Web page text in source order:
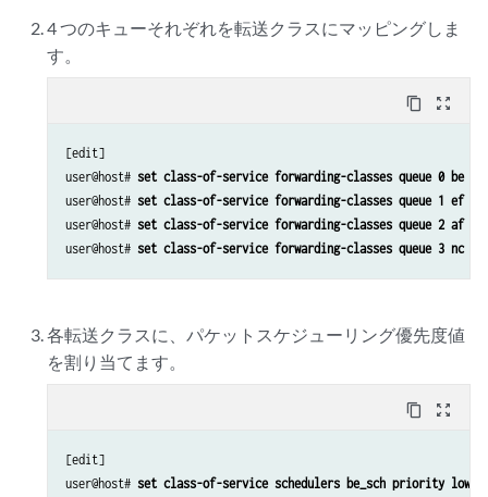
4 つのキューそれぞれを転送クラスにマッピングしま
す。
content_copy zoom_out_map
[edit]
user@host# set class-of-service forwarding-classes queue 0 be
user@host# set class-of-service forwarding-classes queue 1 ef
user@host# set class-of-service forwarding-classes queue 2 af
user@host# set class-of-service forwarding-classes queue 3 nc
各転送クラスに、パケットスケジューリング優先度値
を割り当てます。
content_copy zoom_out_map
[edit]
user@host# set class-of-service schedulers be_sch priority low